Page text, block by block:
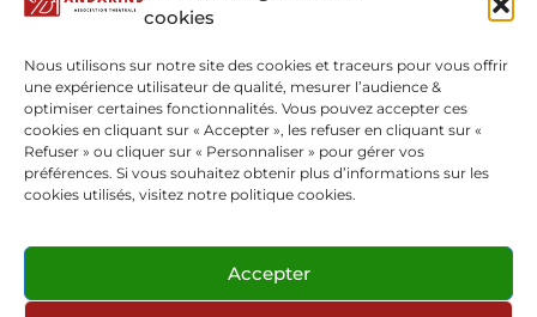
cookies
Nous utilisons sur notre site des cookies et traceurs pour vous offrir
une expérience utilisateur de qualité, mesurer l’audience &
optimiser certaines fonctionnalités. Vous pouvez accepter ces
cookies en cliquant sur « Accepter », les refuser en cliquant sur «
Refuser » ou cliquer sur « Personnaliser » pour gérer vos
préférences. Si vous souhaitez obtenir plus d’informations sur les
cookies utilisés, visitez notre politique cookies.
Accepter
E-mail*
Site web